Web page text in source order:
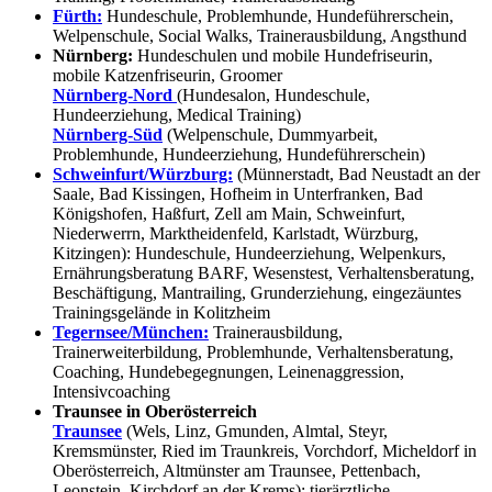
Fürth: Hundeschule, Problemhunde, Hundeführerschein,
Welpenschule, Social Walks, Trainerausbildung, Angsthund
Nürnberg: Hundeschulen und mobile Hundefriseurin,
mobile Katzenfriseurin, Groomer
Nürnberg-Nord (Hundesalon, Hundeschule,
Hundeerziehung, Medical Training)
Nürnberg-Süd (Welpenschule, Dummyarbeit,
Problemhunde, Hundeerziehung, Hundeführerschein)
Schweinfurt/Würzburg: (Münnerstadt, Bad Neustadt an der
Saale, Bad Kissingen, Hofheim in Unterfranken, Bad
Königshofen, Haßfurt, Zell am Main, Schweinfurt,
Niederwerrn, Marktheidenfeld, Karlstadt, Würzburg,
Kitzingen): Hundeschule, Hundeerziehung, Welpenkurs,
Ernährungsberatung BARF, Wesenstest, Verhaltensberatung,
Beschäftigung, Mantrailing, Grunderziehung, eingezäuntes
Trainingsgelände in Kolitzheim
Tegernsee/München: Trainerausbildung,
Trainerweiterbildung, Problemhunde, Verhaltensberatung,
Coaching, Hundebegegnungen, Leinenaggression,
Intensivcoaching
Traunsee in Oberösterreich
Traunsee (Wels, Linz, Gmunden, Almtal, Steyr,
Kremsmünster, Ried im Traunkreis, Vorchdorf, Micheldorf in
Oberösterreich, Altmünster am Traunsee, Pettenbach,